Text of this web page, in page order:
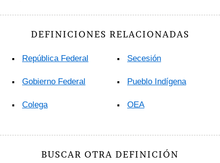
DEFINICIONES RELACIONADAS
República Federal
Gobierno Federal
Colega
Secesión
Pueblo Indígena
OEA
BUSCAR OTRA DEFINICIÓN